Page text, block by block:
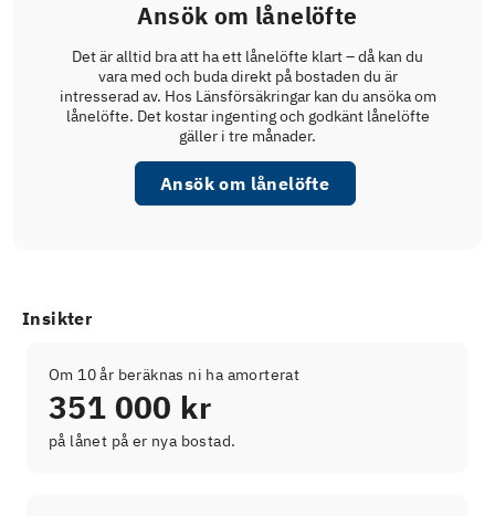
Ansök om lånelöfte
Det är alltid bra att ha ett lånelöfte klart – då kan du
vara med och buda direkt på bostaden du är
intresserad av. Hos Länsförsäkringar kan du ansöka om
lånelöfte. Det kostar ingenting och godkänt lånelöfte
gäller i tre månader.
Ansök om lånelöfte
Insikter
Om 10 år beräknas ni ha amorterat
351 000 kr
på lånet på er nya bostad.